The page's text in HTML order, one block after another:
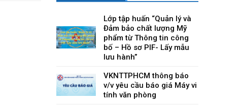
Lớp tập huấn “Quản lý và
Đảm bảo chất lượng Mỹ
phẩm từ Thông tin công
bố – Hồ sơ PIF- Lấy mẫu
lưu hành”
VKNTTPHCM thông báo
v/v yêu cầu báo giá Máy vi
tính văn phòng